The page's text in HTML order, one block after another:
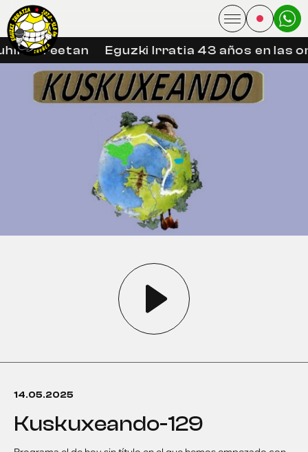
libreetan Eguzki Irratia 43 años en las
14.05.2025
kuskuxeando-129